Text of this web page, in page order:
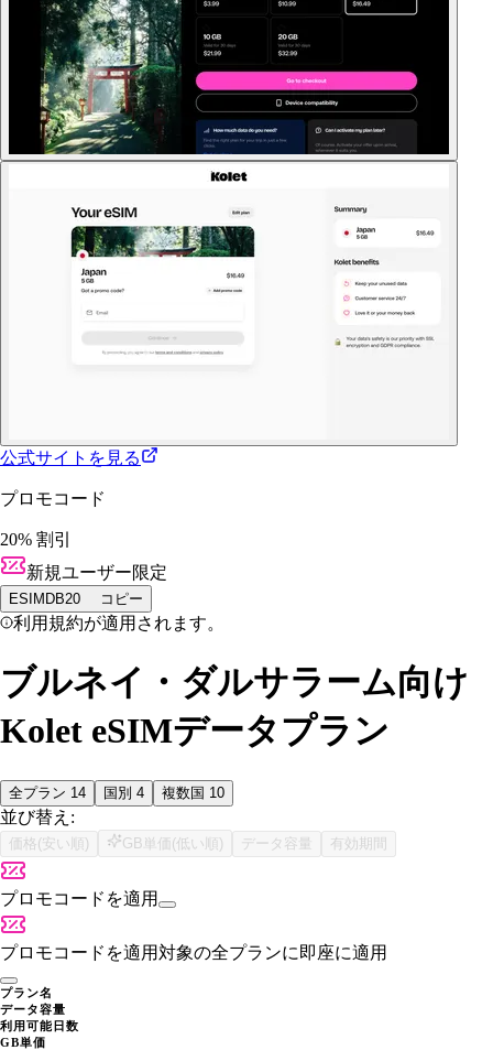
公式サイトを見る
プロモコード
20% 割引
新規ユーザー限定
ESIMDB20 コピー
利用規約が適用されます。
ブルネイ・ダルサラーム向け
Kolet eSIMデータプラン
全プラン 14 国別 4 複数国 10
並び替え:
価格(安い順) GB単価(低い順) データ容量 有効期間
プロモコードを適用
プロモコードを適用対象の全プランに即座に適用
プラン名
データ容量
利用可能日数
GB単価